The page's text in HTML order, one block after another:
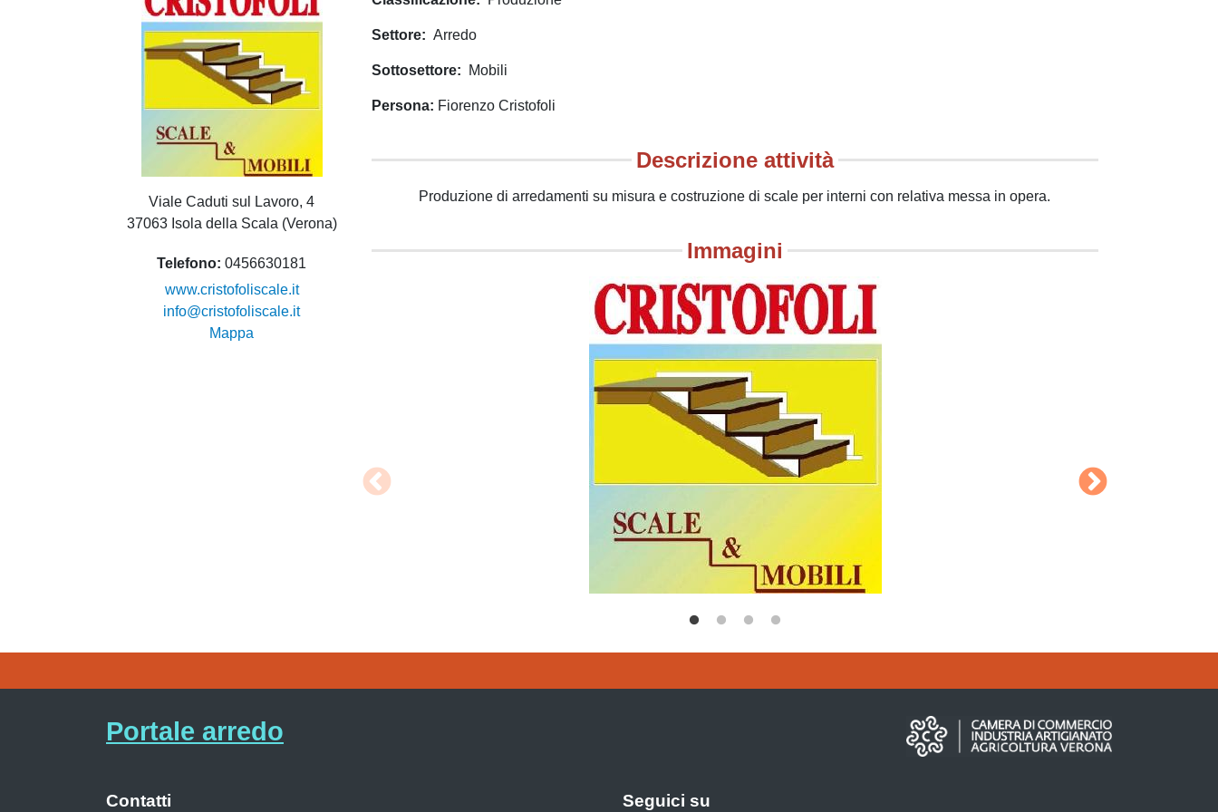
Viale Caduti sul Lavoro, 4
37063 Isola della Scala (Verona)
Telefono 0456630181
www.cristofoliscale.it
info@cristofoliscale.it
Mappa
Settore Arredo
Sottosettore Mobili
Persona Fiorenzo Cristofoli
Descrizione attività
Produzione di arredamenti su misura e costruzione di scale per interni con relativa messa in opera.
Immagini
Portale arredo
Contatti Seguici su